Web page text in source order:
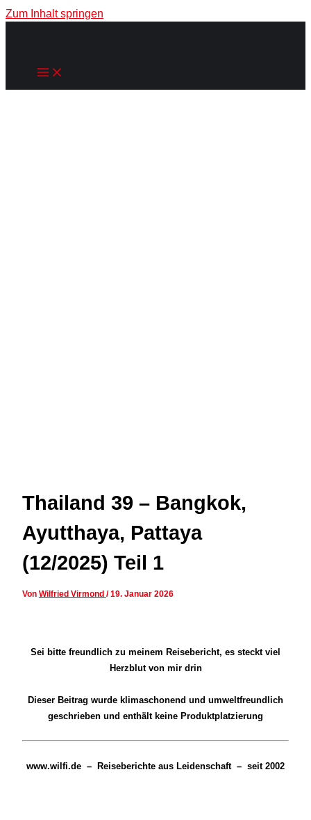
Zum Inhalt springen
Thailand 39 – Bangkok,
Ayutthaya, Pattaya
(12/2025) Teil 1
Von Wilfried Virmond /19. Januar 2026
Sei bitte freundlich zu meinem Reisebericht, es steckt viel
Herzblut von mir drin
Dieser Beitrag wurde klimaschonend und umweltfreundlich
geschrieben und enthält keine Produktplatzierung
www.wilfi.de – Reiseberichte aus Leidenschaft – seit 2002